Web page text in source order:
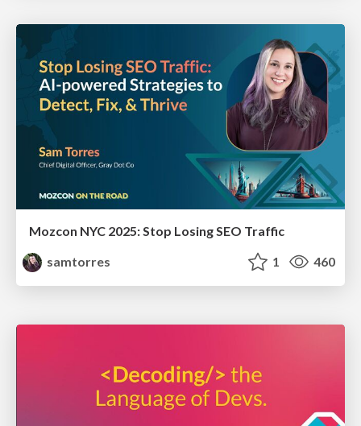
Mozcon NYC 2025: Stop Losing SEO Traffic
samtorres
1 460